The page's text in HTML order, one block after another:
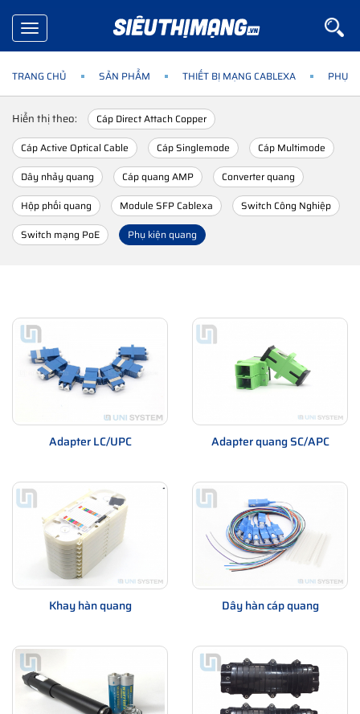
Toggle
navigation
TRANG CHỦ SẢN PHẨM THIẾT BỊ MẠNG CABLEXA PHỤ
Hiển thị theo:
Cáp Direct Attach Copper
Cáp Active Optical Cable
Cáp Singlemode
Cáp Multimode
Dây nhảy quang
Cáp quang AMP
Converter quang
Hộp phối quang
Module SFP Cablexa
Switch Công Nghiệp
Switch mạng PoE
Phụ kiện quang
Adapter LC/UPC Adapter quang SC/APC
Khay hàn quang Dây hàn cáp quang